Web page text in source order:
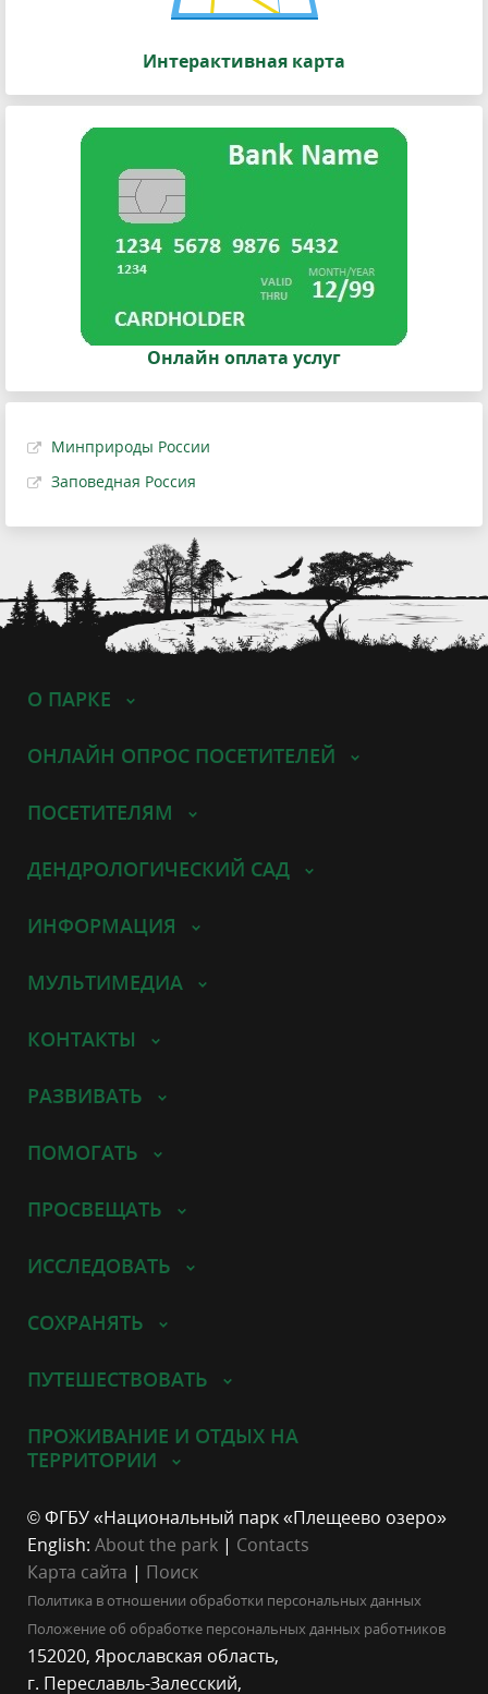
Интерактивная карта
Онлайн оплата услуг
Минприроды России
Заповедная Россия
О ПАРКЕ
ОНЛАЙН ОПРОС ПОСЕТИТЕЛЕЙ
ПОСЕТИТЕЛЯМ
ДЕНДРОЛОГИЧЕСКИЙ САД
ИНФОРМАЦИЯ
МУЛЬТИМЕДИА
КОНТАКТЫ
РАЗВИВАТЬ
ПОМОГАТЬ
ПРОСВЕЩАТЬ
ИССЛЕДОВАТЬ
СОХРАНЯТЬ
ПУТЕШЕСТВОВАТЬ
ПРОЖИВАНИЕ И ОТДЫХ НА
ТЕРРИТОРИИ
© ФГБУ «Национальный парк «Плещеево озеро»
English: About the park | Contacts
Карта сайта | Поиск
Политика в отношении обработки персональных данных
Положение об обработке персональных данных работников
152020, Ярославская область,
г. Переславль-Залесский,